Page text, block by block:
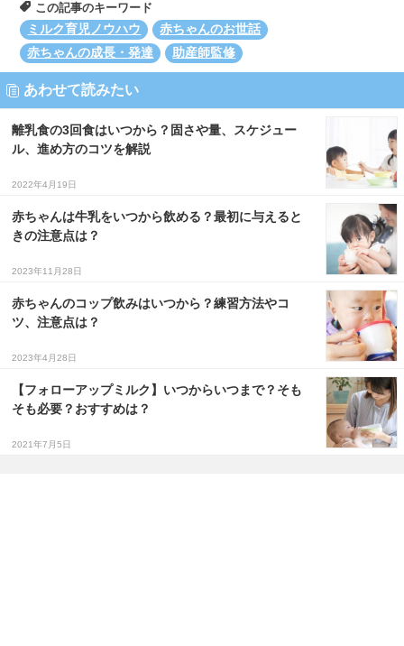
この記事のキーワード
ミルク育児ノウハウ
赤ちゃんのお世話
赤ちゃんの成長・発達
助産師監修
あわせて読みたい
離乳食の3回食はいつから？固さや量、スケジュー
ル、進め方のコツを解説
2022年4月19日
赤ちゃんは牛乳をいつから飲める？最初に与えると
きの注意点は？
2023年11月28日
赤ちゃんのコップ飲みはいつから？練習方法やコ
ツ、注意点は？
2023年4月28日
【フォローアップミルク】いつからいつまで？そも
そも必要？おすすめは？
2021年7月5日